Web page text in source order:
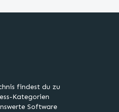
findest du zu
Kategorien
Software